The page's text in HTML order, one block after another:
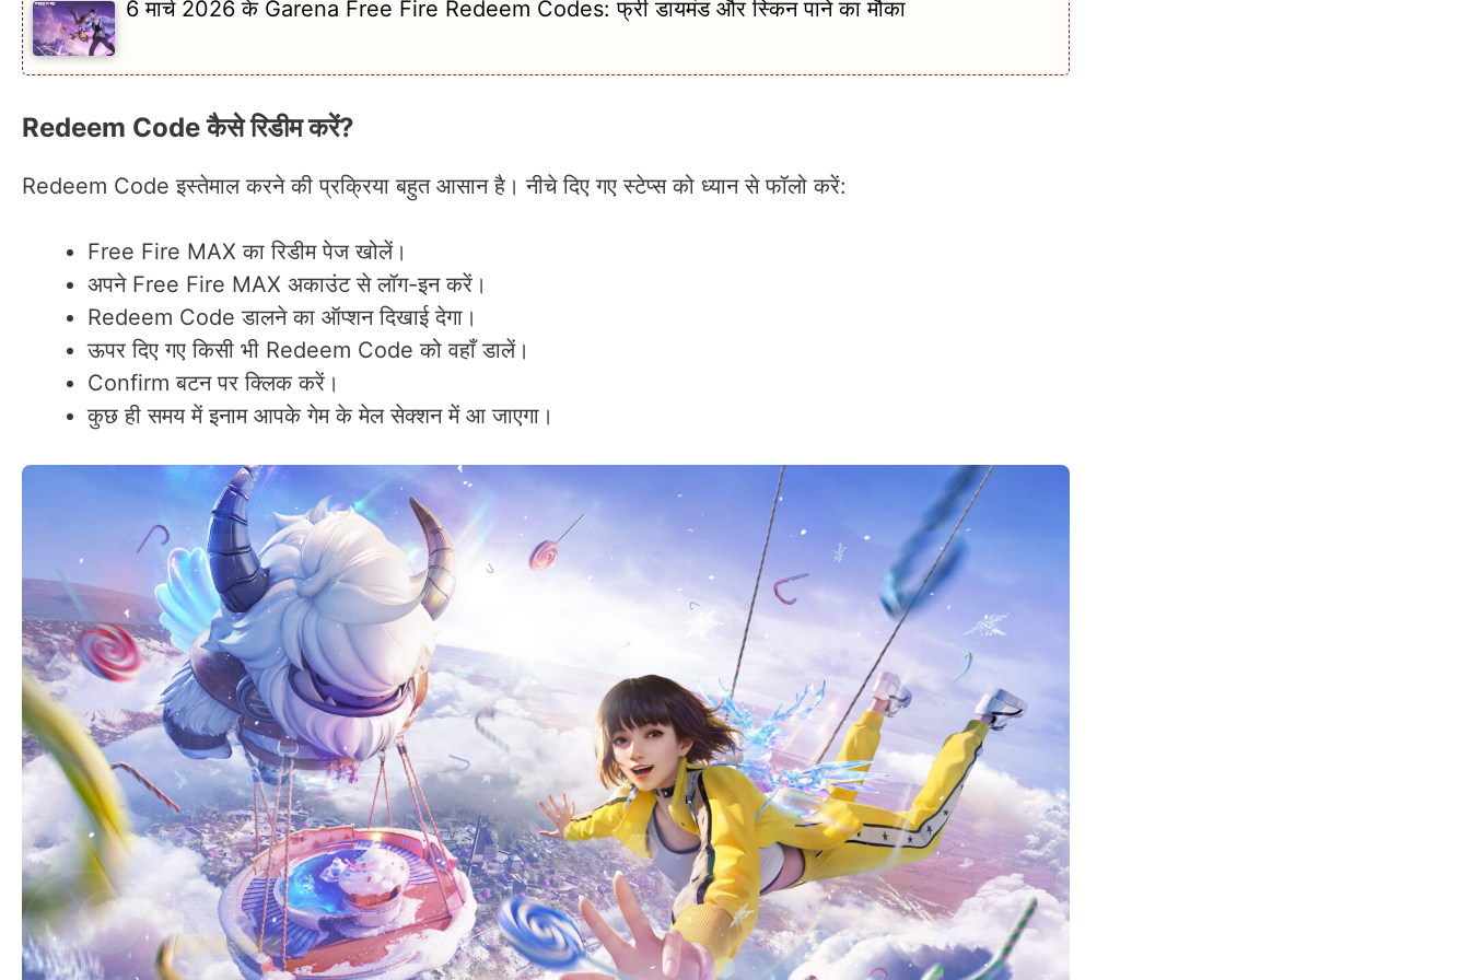
6 मार्च 2026 के Garena Free Fire Redeem Codes: फ्री डायमंड और स्किन पाने का मौका
Redeem Code कैसे रिडीम करें?
Redeem Code इस्तेमाल करने की प्रक्रिया बहुत आसान है। नीचे दिए गए स्टेप्स को ध्यान से फॉलो करें:
Free Fire MAX का रिडीम पेज खोलें।
अपने Free Fire MAX अकाउंट से लॉग-इन करें।
Redeem Code डालने का ऑप्शन दिखाई देगा।
ऊपर दिए गए किसी भी Redeem Code को वहाँ डालें।
Confirm बटन पर क्लिक करें।
कुछ ही समय में इनाम आपके गेम के मेल सेक्शन में आ जाएगा।